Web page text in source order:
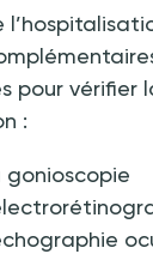
pour vérifier
:
gonioscopie